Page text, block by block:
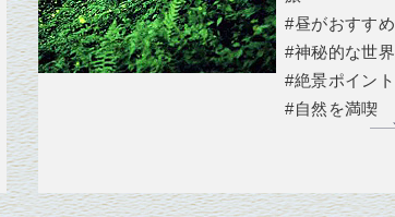
#昼がおすすめ
#神秘的な世界
#絶景ポイント
#自然を満喫